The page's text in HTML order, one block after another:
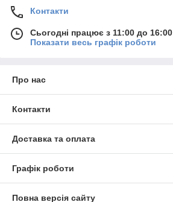
Контакти
Сьогодні працює з 11:00 до 16:00
Показати весь графік роботи
Про нас
Контакти
Доставка та оплата
Графік роботи
Повна версія сайту